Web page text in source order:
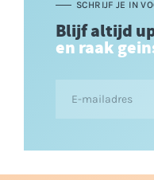
SCHRIJF JE IN
Blijf altijd
en raak